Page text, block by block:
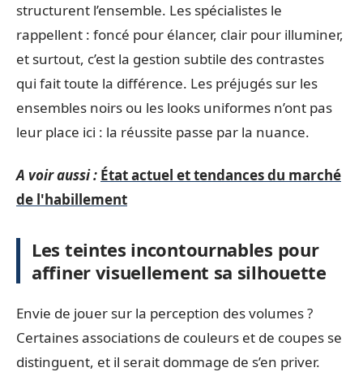
structurent l’ensemble. Les spécialistes le
rappellent : foncé pour élancer, clair pour illuminer,
et surtout, c’est la gestion subtile des contrastes
qui fait toute la différence. Les préjugés sur les
ensembles noirs ou les looks uniformes n’ont pas
leur place ici : la réussite passe par la nuance.
A voir aussi : État actuel et tendances du marché
de l'habillement
Les teintes incontournables pour
affiner visuellement sa silhouette
Envie de jouer sur la perception des volumes ?
Certaines associations de couleurs et de coupes se
distinguent, et il serait dommage de s’en priver.